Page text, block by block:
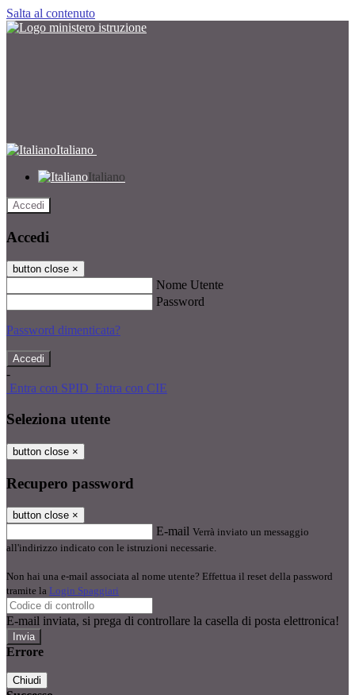
Salta al contenuto
Italiano
Italiano
Accedi
Accedi
button close ×
Nome Utente
Password
Password dimenticata?
-
Entra con SPID Entra con CIE
Seleziona utente
button close ×
Recupero password
button close ×
E-mail Verrà inviato un messaggio
all'indirizzo indicato con le istruzioni necessarie.
Non hai una e-mail associata al nome utente? Effettua il reset della password
tramite la Login Spaggiari
E-mail inviata, si prega di controllare la casella di posta elettronica!
Errore
Chiudi